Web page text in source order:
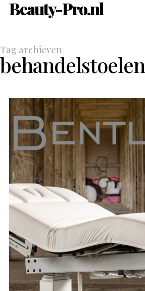
Beauty-Pro.nl
Tag archieven
behandelstoelen